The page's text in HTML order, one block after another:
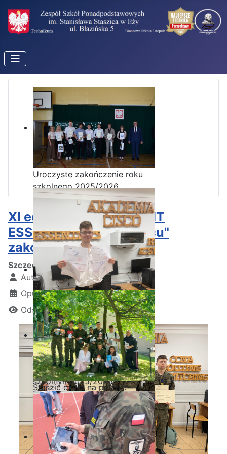
Uroczyste zakończenie roku
szkolnego 2025/2026
Ostatnia garść certyfikatów
Akademii CISCO w roku
szkolnym2025/2026
Staszic czyta na polanie
XI edycja kursu CISCO IT
ESSENTIALS w "Staszicu"
zakończona!
Szczegóły
Autor:
Kamil Krosta
Opublikowano: 10 kwiecień 2025
Odsłon: 1023